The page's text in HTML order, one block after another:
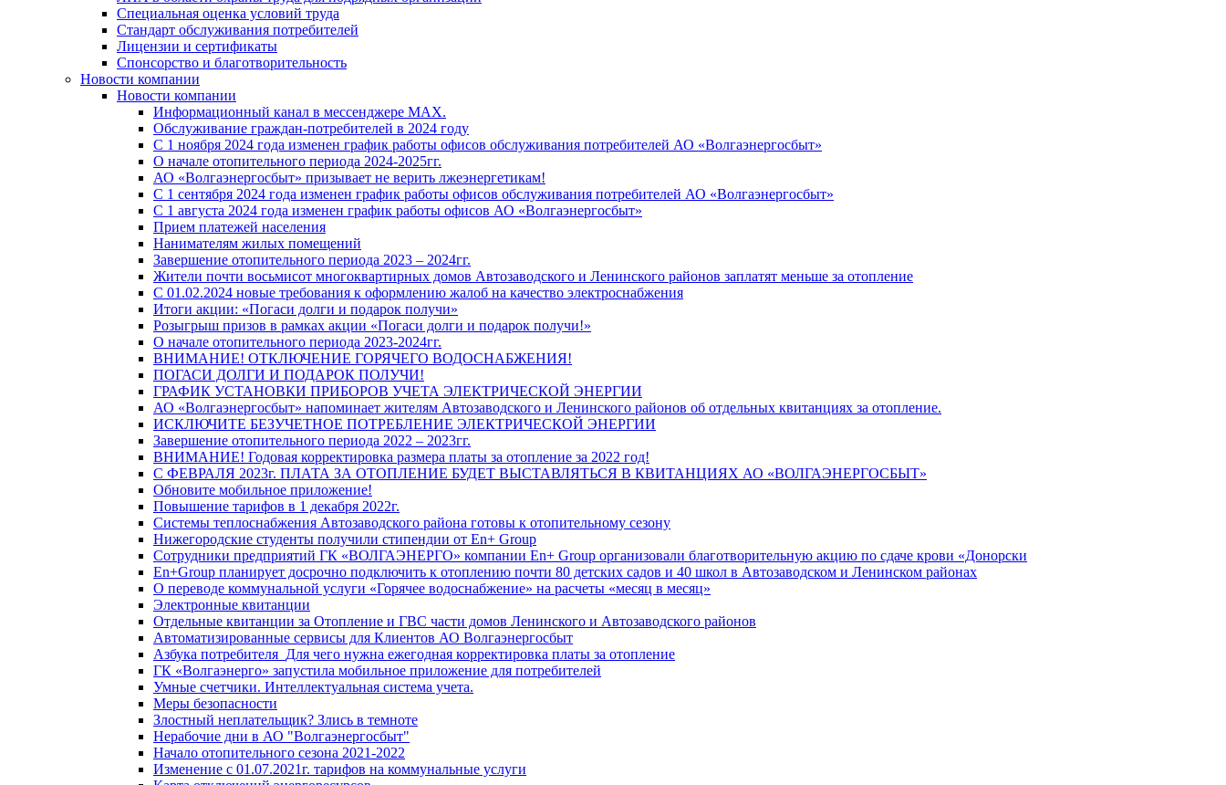
Специальная оценка условий труда
Стандарт обслуживания потребителей
Лицензии и сертификаты
Спонсорство и благотворительность
Новости компании
Новости компании
Информационный канал в мессенджере MAX.
Обслуживание граждан-потребителей в 2024 году
С 1 ноября 2024 года изменен график работы офисов обслуживания потребителей АО «Волгаэнергосбыт»
О начале отопительного периода 2024-2025гг.
АО «Волгаэнергосбыт» призывает не верить лжеэнергетикам!
С 1 сентября 2024 года изменен график работы офисов обслуживания потребителей АО «Волгаэнергосбыт»
С 1 августа 2024 года изменен график работы офисов АО «Волгаэнергосбыт»
Прием платежей населения
Нанимателям жилых помещений
Завершение отопительного периода 2023 – 2024гг.
Жители почти восьмисот многоквартирных домов Автозаводского и Ленинского районов заплатят меньше за отопление
С 01.02.2024 новые требования к оформлению жалоб на качество электроснабжения
Итоги акции: «Погаси долги и подарок получи»
Розыгрыш призов в рамках акции «Погаси долги и подарок получи!»
О начале отопительного периода 2023-2024гг.
ВНИМАНИЕ! ОТКЛЮЧЕНИЕ ГОРЯЧЕГО ВОДОСНАБЖЕНИЯ!
ПОГАСИ ДОЛГИ И ПОДАРОК ПОЛУЧИ!
ГРАФИК УСТАНОВКИ ПРИБОРОВ УЧЕТА ЭЛЕКТРИЧЕСКОЙ ЭНЕРГИИ
АО «Волгаэнергосбыт» напоминает жителям Автозаводского и Ленинского районов об отдельных квитанциях за отопление.
ИСКЛЮЧИТЕ БЕЗУЧЕТНОЕ ПОТРЕБЛЕНИЕ ЭЛЕКТРИЧЕСКОЙ ЭНЕРГИИ
Завершение отопительного периода 2022 – 2023гг.
ВНИМАНИЕ! Годовая корректировка размера платы за отопление за 2022 год!
С ФЕВРАЛЯ 2023г. ПЛАТА ЗА ОТОПЛЕНИЕ БУДЕТ ВЫСТАВЛЯТЬСЯ В КВИТАНЦИЯХ АО «ВОЛГАЭНЕРГОСБЫТ»
Обновите мобильное приложение!
Повышение тарифов в 1 декабря 2022г.
Системы теплоснабжения Автозаводского района готовы к отопительному сезону
Нижегородские студенты получили стипендии от En+ Group
Сотрудники предприятий ГК «ВОЛГАЭНЕРГО» компании En+ Group организовали благотворительную акцию по сдаче крови «Донорски
En+Group планирует досрочно подключить к отоплению почти 80 детских садов и 40 школ в Автозаводском и Ленинском районах
О переводе коммунальной услуги «Горячее водоснабжение» на расчеты «месяц в месяц»
Электронные квитанции
Отдельные квитанции за Отопление и ГВС части домов Ленинского и Автозаводского районов
Автоматизированные сервисы для Клиентов АО Волгаэнергосбыт
Азбука потребителя_Для чего нужна ежегодная корректировка платы за отопление
ГК «Волгаэнерго» запустила мобильное приложение для потребителей
Умные счетчики. Интеллектуальная система учета.
Меры безопасности
Злостный неплательщик? Злись в темноте
Нерабочие дни в АО "Волгаэнергосбыт"
Начало отопительного сезона 2021-2022
Изменение с 01.07.2021г. тарифов на коммунальные услуги